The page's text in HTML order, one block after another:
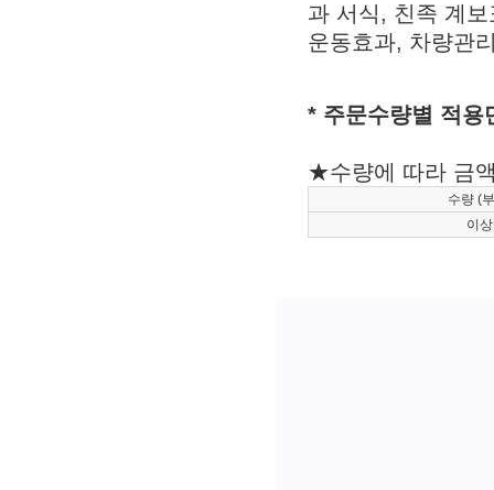
과 서식, 친족 계
운동효과, 차량관
* 주문수량별 적용
★수량에 따라 금
수량 (
이상